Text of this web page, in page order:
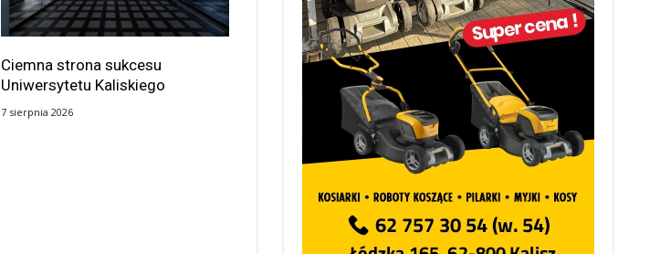
Ciemna strona sukcesu
Uniwersytetu Kaliskiego
7 sierpnia 2026